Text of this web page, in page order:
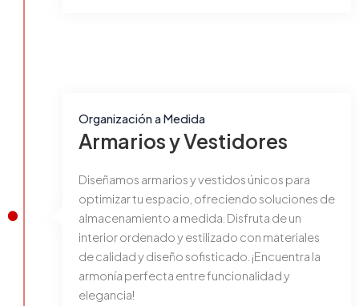
Organización a Medida
Armarios y Vestidores
Diseñamos armarios y vestidos únicos para
optimizar tu espacio, ofreciendo soluciones de
almacenamiento a medida. Disfruta de un
interior ordenado y estilizado con materiales
de calidad y diseño sofisticado. ¡Encuentra la
armonía perfecta entre funcionalidad y
elegancia!